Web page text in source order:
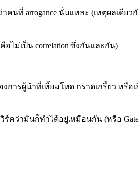
คนที่ arrogance นั่นแหละ (เหตุผลเดี
อไม่เป็น correlation ซึ่งกันและกัน)
นำที่เหี้ยมโหด กราดเกรี้ยว หรือเลือ
ร์คว่ามันก็ทำได้อยู่เหมือนกัน (หรือ